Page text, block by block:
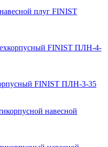
плуг FINIST
FINIST ПЛН-4-
FINIST ПЛН-3-35
навесной